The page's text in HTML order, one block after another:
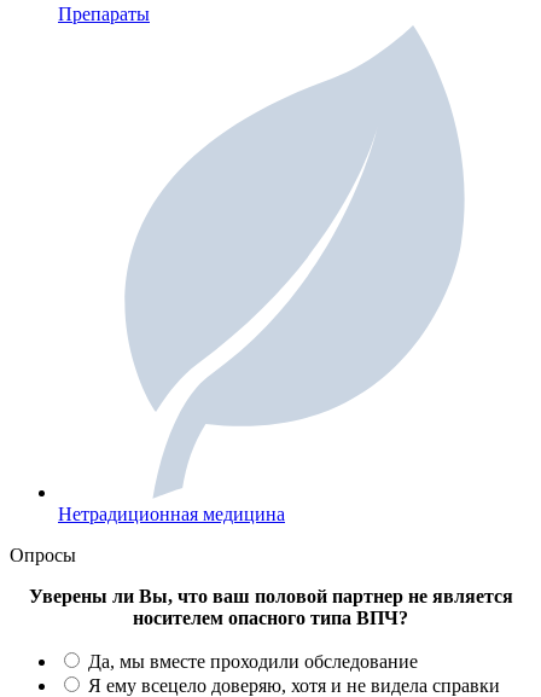
Препараты
Нетрадиционная медицина
Опросы
Уверены ли Вы, что ваш половой партнер не является
носителем опасного типа ВПЧ?
Да, мы вместе проходили обследование
Я ему всецело доверяю, хотя и не видела справки